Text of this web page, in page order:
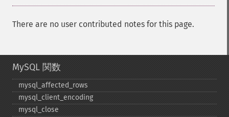
There are no user contributed notes for this page.
MySQL 関数
mysql_​affected_​rows
mysql_​client_​encoding
mysql_​close